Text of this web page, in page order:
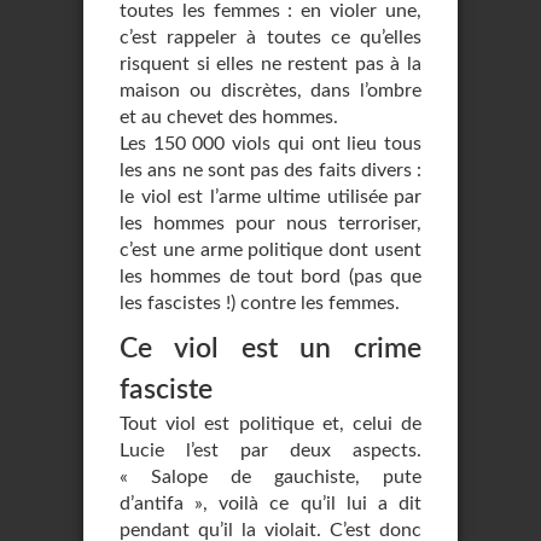
toutes les femmes : en violer une,
c’est rappeler à toutes ce qu’elles
risquent si elles ne restent pas à la
maison ou discrètes, dans l’ombre
et au chevet des hommes.
Les 150 000 viols qui ont lieu tous
les ans ne sont pas des faits divers :
le viol est l’arme ultime utilisée par
les hommes pour nous terroriser,
c’est une arme politique dont usent
les hommes de tout bord (pas que
les fascistes !) contre les femmes.
Ce viol est un crime
fasciste
Tout viol est politique et, celui de
Lucie l’est par deux aspects.
« Salope de gauchiste, pute
d’antifa », voilà ce qu’il lui a dit
pendant qu’il la violait. C’est donc